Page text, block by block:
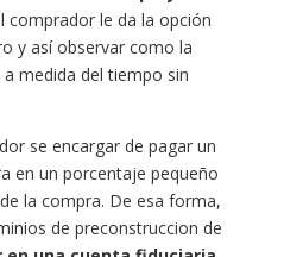
comprador le da la opción
y así observar como la
medida del tiempo sin
se encargar de pagar un
en un porcentaje pequeño
la compra. De esa forma,
de preconstruccion de